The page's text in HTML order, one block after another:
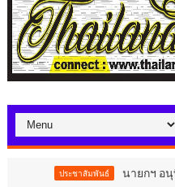
นายกฯ อนุทิน เชิดชู